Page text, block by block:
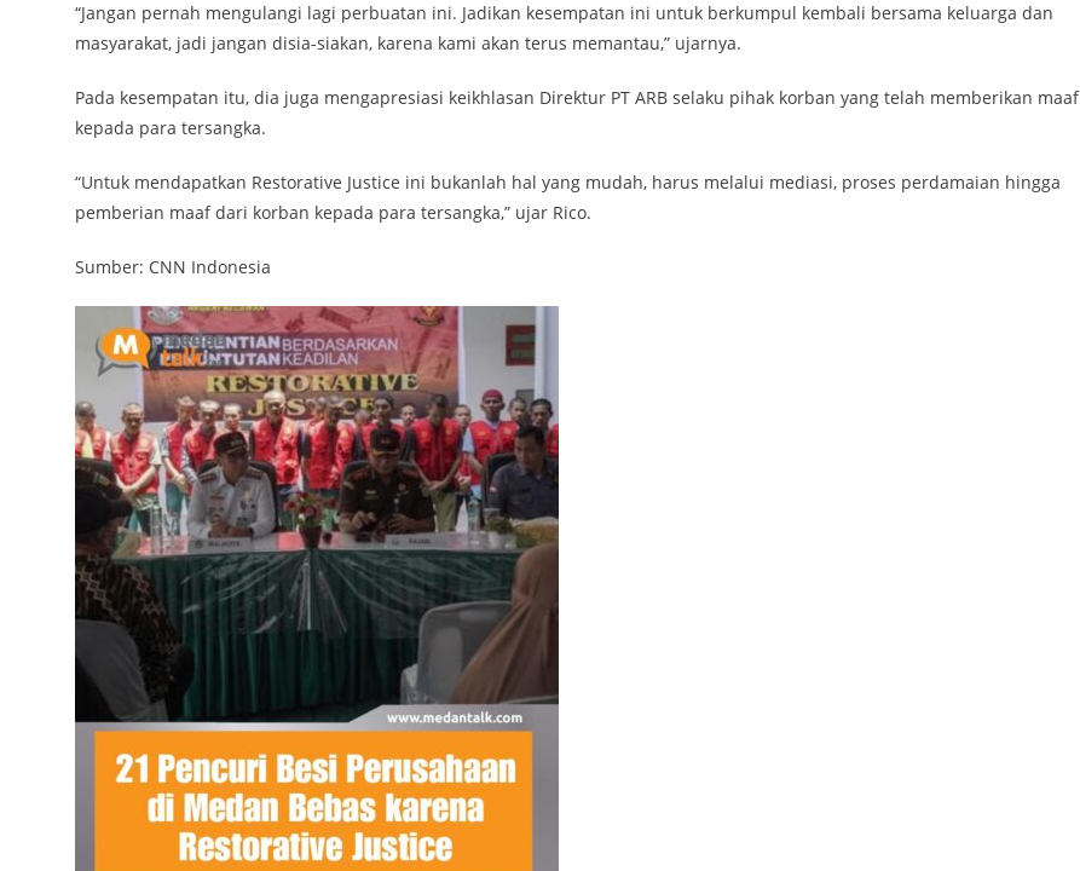
“Jangan pernah mengulangi lagi perbuatan ini. Jadikan kesempatan ini untuk berkumpul kembali bersama keluarga dan
masyarakat, jadi jangan disia-siakan, karena kami akan terus memantau,” ujarnya.
Pada kesempatan itu, dia juga mengapresiasi keikhlasan Direktur PT ARB selaku pihak korban yang telah memberikan maaf
kepada para tersangka.
“Untuk mendapatkan Restorative Justice ini bukanlah hal yang mudah, harus melalui mediasi, proses perdamaian hingga
pemberian maaf dari korban kepada para tersangka,” ujar Rico.
Sumber: CNN Indonesia